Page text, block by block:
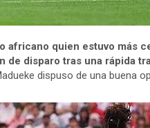
africano quien estuvo más
de disparo tras una rápida
dispuso de una